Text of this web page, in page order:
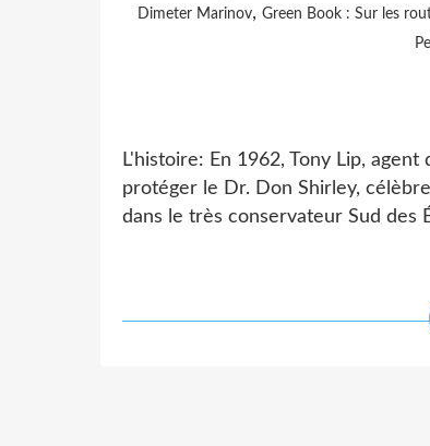
Dimeter Marinov, Green Book : Sur les
L'histoire: En 1962, Tony Lip,
protéger le Dr. Don Shirley,
dans le très conservateur Sud des